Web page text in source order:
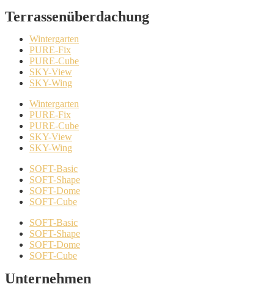
Terrassenüberdachung
Wintergarten
PURE-Fix
PURE-Cube
SKY-View
SKY-Wing
Wintergarten
PURE-Fix
PURE-Cube
SKY-View
SKY-Wing
SOFT-Basic
SOFT-Shape
SOFT-Dome
SOFT-Cube
SOFT-Basic
SOFT-Shape
SOFT-Dome
SOFT-Cube
Unternehmen